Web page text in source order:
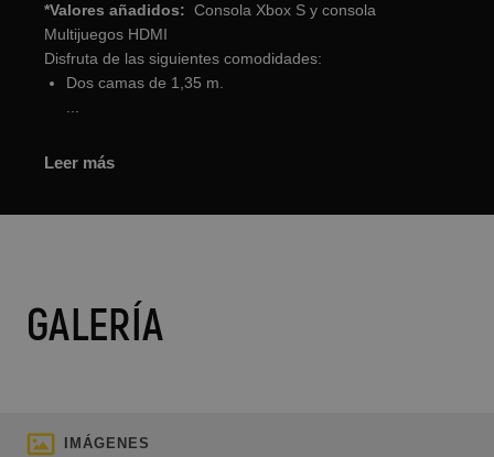
*Valores añadidos: Consola Xbox S y consola
Multijuegos HDMI
Disfruta de las siguientes comodidades:
Dos camas de 1,35 m.
Leer más
GALERÍA
IMÁGENES